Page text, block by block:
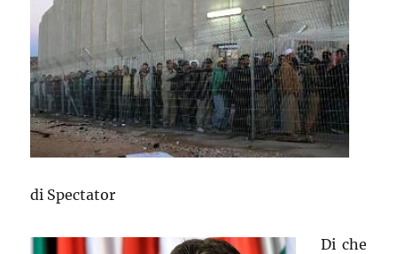
di Spectator
Di che